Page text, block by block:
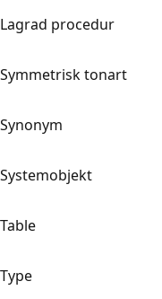
Lagrad procedur
Symmetrisk tonart
Synonym
Systemobjekt
Table
Type